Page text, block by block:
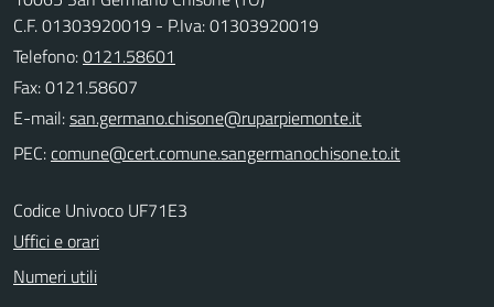
C.F. 01303920019 - P.Iva: 01303920019
Telefono:0121.58601
Fax: 0121.58607
E-mail:
PEC:
Codice Univoco UF71E3
Uffici e orari
Numeri utili